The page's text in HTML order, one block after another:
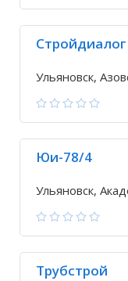
Стройдиалог
Ульяновск,
Юи-78/4
Ульяновск,
Трубстрой